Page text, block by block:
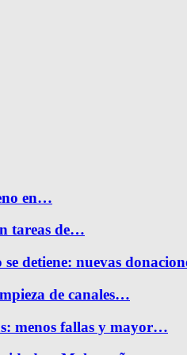
en…
tareas de…
detiene: nuevas
de canales…
menos fallas y mayor…